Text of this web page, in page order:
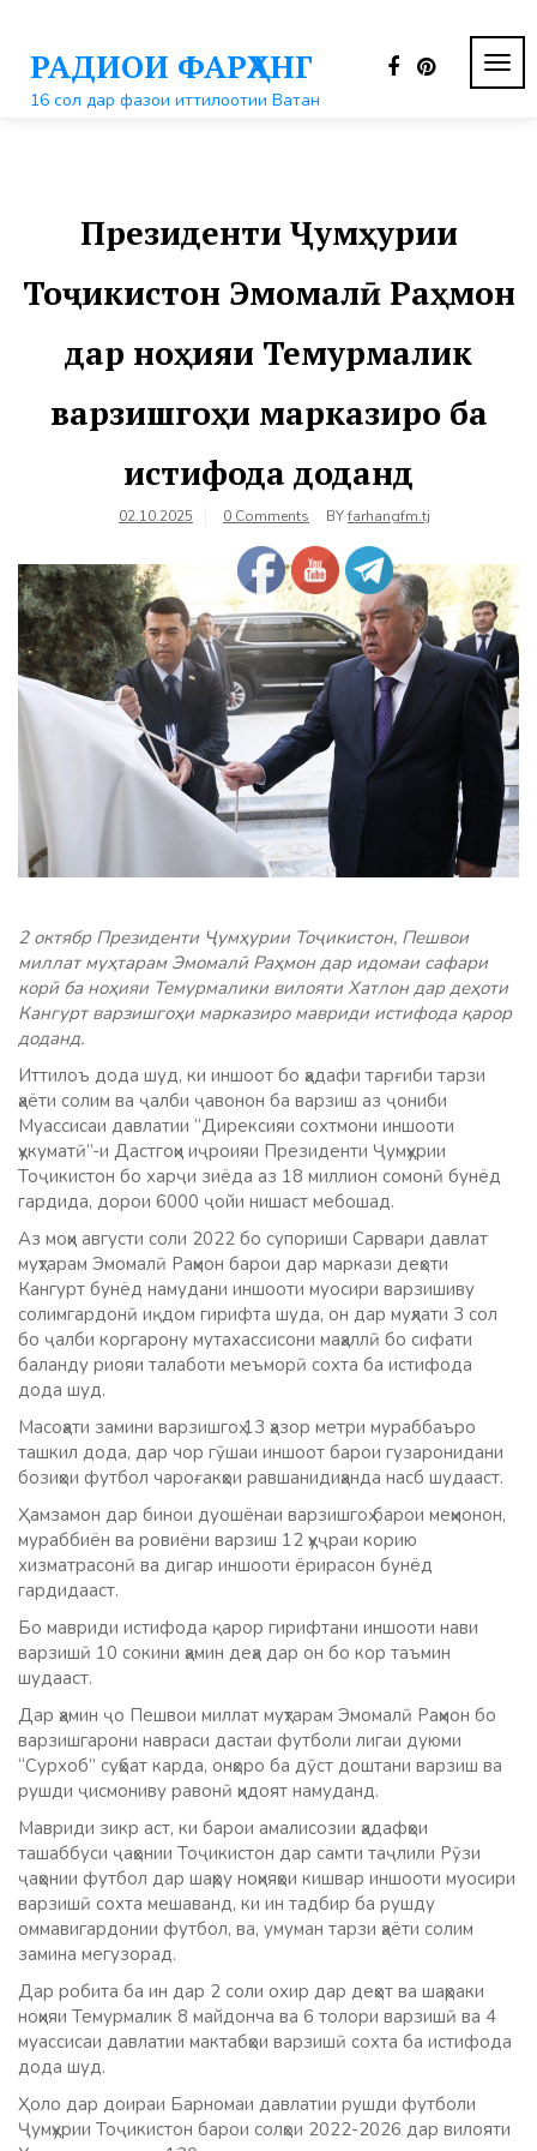
контентуРАДИОИ ФАРҲАНГ
16 сол дар фазои иттилоотии Ватан
Президенти Ҷумҳурии
Тоҷикистон Эмомалӣ Раҳмон
дар ноҳияи Темурмалик
варзишгоҳи марказиро ба
истифода доданд
02.10.2025 0 Comments BYfarhangfm.tj
2 октябр Президенти Ҷумҳурии Тоҷикистон, Пешвои
миллат муҳтарам Эмомалӣ Раҳмон дар идомаи сафари
корӣ ба ноҳияи Темурмалики вилояти Хатлон дар деҳоти
Кангурт варзишгоҳи марказиро мавриди истифода қарор
доданд.
Иттилоъ дода шуд, ки иншоот бо ҳадафи тарғиби тарзи
ҳаёти солим ва ҷалби ҷавонон ба варзиш аз ҷониби
Муассисаи давлатии “Дирексияи сохтмони иншооти
ҳукуматӣ”-и Дастгоҳи иҷроияи Президенти Ҷумҳурии
Тоҷикистон бо харҷи зиёда аз 18 миллион сомонӣ бунёд
гардида, дорои 6000 ҷойи нишаст мебошад.
Аз моҳи августи соли 2022 бо супориши Сарвари давлат
муҳтарам Эмомалӣ Раҳмон барои дар маркази деҳоти
Кангурт бунёд намудани иншооти муосири варзишиву
солимгардонӣ иқдом гирифта шуда, он дар муҳлати 3 сол
бо ҷалби коргарону мутахассисони маҳаллӣ бо сифати
баланду риояи талаботи меъморӣ сохта ба истифода
дода шуд.
Масоҳати замини варзишгоҳ 13 ҳазор метри мураббаъро
ташкил дода, дар чор гӯшаи иншоот барои гузаронидани
бозиҳои футбол чароғакҳои равшанидиҳанда насб шудааст.
Ҳамзамон дар бинои дуошёнаи варзишгоҳ барои меҳмонон,
мураббиён ва ровиёни варзиш 12 ҳуҷраи корию
хизматрасонӣ ва дигар иншооти ёрирасон бунёд
гардидааст.
Бо мавриди истифода қарор гирифтани иншооти нави
варзишӣ 10 сокини ҳамин деҳа дар он бо кор таъмин
шудааст.
Дар ҳамин ҷо Пешвои миллат муҳтарам Эмомалӣ Раҳмон бо
варзишгарони навраси дастаи футболи лигаи дуюми
“Сурхоб” суҳбат карда, онҳоро ба дӯст доштани варзиш ва
рушди ҷисмониву равонӣ ҳидоят намуданд.
Мавриди зикр аст, ки барои амалисозии ҳадафҳои
ташаббуси ҷаҳонии Тоҷикистон дар самти таҷлили Рӯзи
ҷаҳонии футбол дар шаҳру ноҳияҳои кишвар иншооти муосири
варзишӣ сохта мешаванд, ки ин тадбир ба рушду
оммавигардонии футбол, ва, умуман тарзи ҳаёти солим
замина мегузорад.
Дар робита ба ин дар 2 соли охир дар деҳот ва шаҳраки
ноҳияи Темурмалик 8 майдонча ва 6 толори варзишӣ ва 4
муассисаи давлатии мактабҳои варзишӣ сохта ба истифода
дода шуд.
Ҳоло дар доираи Барномаи давлатии рушди футболи
Ҷумҳурии Тоҷикистон барои солҳои 2022-2026 дар вилояти